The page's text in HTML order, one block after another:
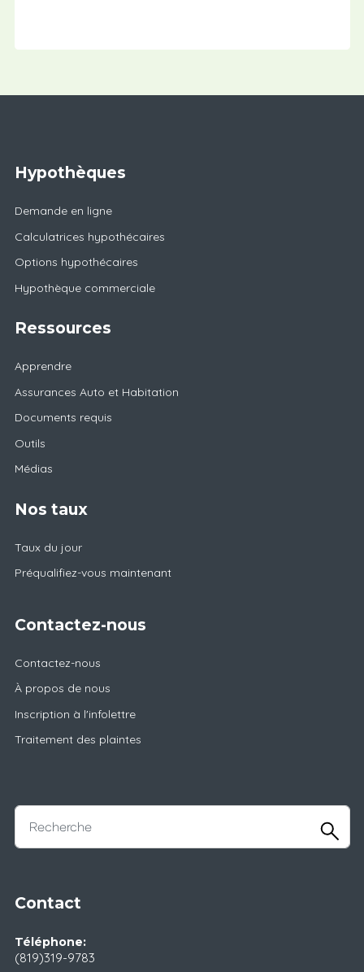
Hypothèques
Demande en ligne
Calculatrices hypothécaires
Options hypothécaires
Hypothèque commerciale
Ressources
Apprendre
Assurances Auto et Habitation
Documents requis
Outils
Médias
Nos taux
Taux du jour
Préqualifiez-vous maintenant
Contactez-nous
Contactez-nous
À propos de nous
Inscription à l'infolettre
Traitement des plaintes
Contact
Téléphone:
(819)319-9783